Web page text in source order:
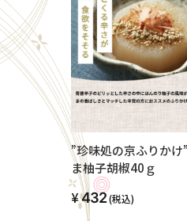
”珍味処の京ふりか
ま柚子胡椒40ｇ
432(税込)